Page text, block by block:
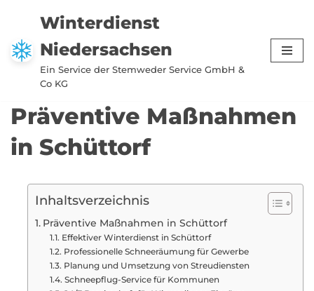
Zum
Inhalt
springen
Winterdienst
Niedersachsen
Ein Service der Stemweder Service GmbH &
Co KG
Präventive Maßnahmen
in Schüttorf
Inhaltsverzeichnis
Präventive Maßnahmen in Schüttorf
Effektiver Winterdienst in Schüttorf
Professionelle Schneeräumung für Gewerbe
Planung und Umsetzung von Streudiensten
Schneepflug-Service für Kommunen